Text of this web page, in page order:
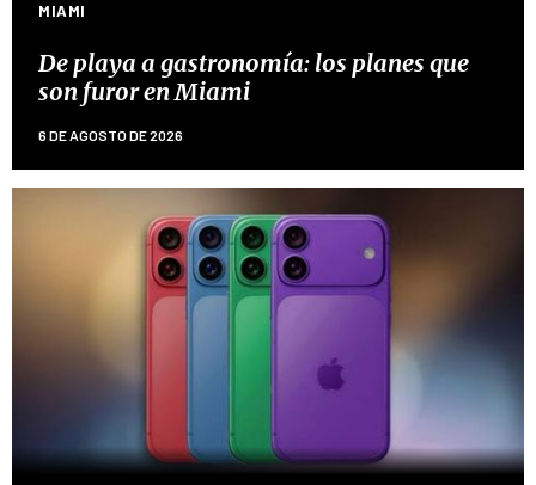
MIAMI
De playa a gastronomía: los planes que
son furor en Miami
6 DE AGOSTO DE 2026